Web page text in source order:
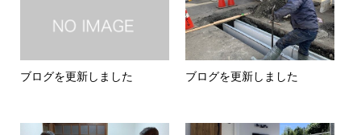
ブログを更新しました ブログを更新しました